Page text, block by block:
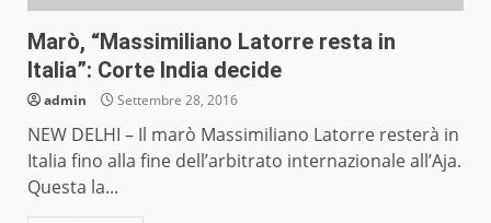
Marò, “Massimiliano Latorre resta in
Italia”: Corte India decide
admin Settembre 28, 2016
NEW DELHI – Il marò Massimiliano Latorre resterà in
Italia fino alla fine dell’arbitrato internazionale all’Aja.
Questa la...